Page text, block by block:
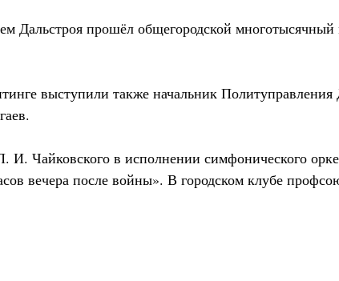
Дальстроя прошёл общегородской
выступили также начальник Политуправления
Чайковского в исполнении симфонического
вечера после войны». В городском клубе